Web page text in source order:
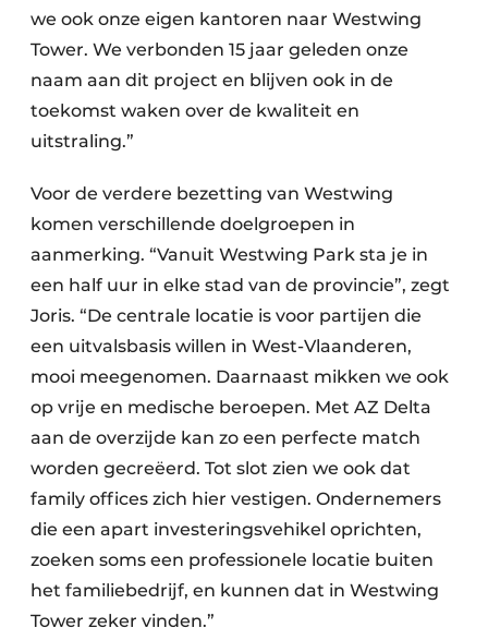
we ook onze eigen kantoren naar Westwing
Tower. We verbonden 15 jaar geleden onze
naam aan dit project en blijven ook in de
toekomst waken over de kwaliteit en
uitstraling.”
Voor de verdere bezetting van Westwing
komen verschillende doelgroepen in
aanmerking. “Vanuit Westwing Park sta je in
een half uur in elke stad van de provincie”, zegt
Joris. “De centrale locatie is voor partijen die
een uitvalsbasis willen in West-Vlaanderen,
mooi meegenomen. Daarnaast mikken we ook
op vrije en medische beroepen. Met AZ Delta
aan de overzijde kan zo een perfecte match
worden gecreëerd. Tot slot zien we ook dat
family offices zich hier vestigen. Ondernemers
die een apart investeringsvehikel oprichten,
zoeken soms een professionele locatie buiten
het familiebedrijf, en kunnen dat in Westwing
Tower zeker vinden.”